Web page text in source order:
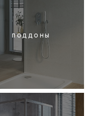
ПОДДОНЫ